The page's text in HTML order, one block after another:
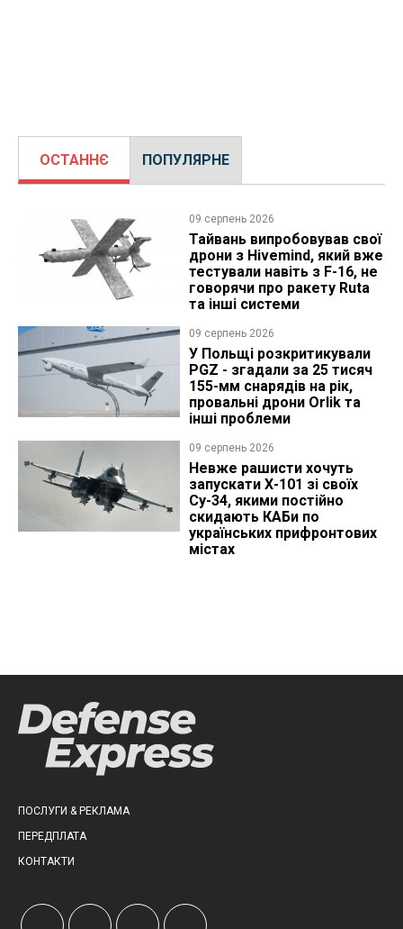
ОСТАННЄ ПОПУЛЯРНЕ
09 серпень 2026
Тайвань випробовував свої
дрони з Hivemind, який вже
тестували навіть з F-16, не
говорячи про ракету Ruta
та інші системи
09 серпень 2026
У Польщі розкритикували
PGZ - згадали за 25 тисяч
155-мм снарядів на рік,
провальні дрони Orlik та
інші проблеми
09 серпень 2026
Невже рашисти хочуть
запускати Х-101 зі своїх
Су-34, якими постійно
скидають КАБи по
українських прифронтових
містах
ПОСЛУГИ & РЕКЛАМА
ПЕРЕДПЛАТА
КОНТАКТИ